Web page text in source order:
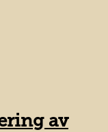
av